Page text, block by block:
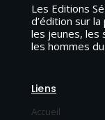
Les Editions
d’édition sur
les jeunes, les
les hommes
Liens
Accueil